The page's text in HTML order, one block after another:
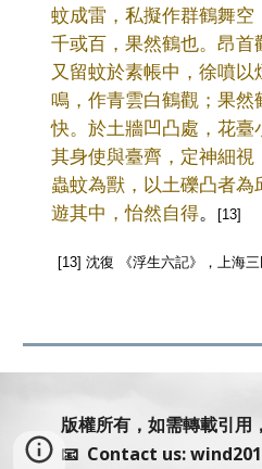
蚊成雷，私擬作群鶴舞空
千或百，果然鶴也。昂首
又留蚊於素帳中，徐噴以
鳴，作青雲白鶴觀；果然
快。於土牆凹凸處，花臺
其身使與臺齊，定神細視
蟲蚊為獸，以土礫凸者為
遊其中，怡然自得。 [13]
[13] 沈復 《浮生六記》，上海三
版權所有，如需轉載引用
📧 Contact us: